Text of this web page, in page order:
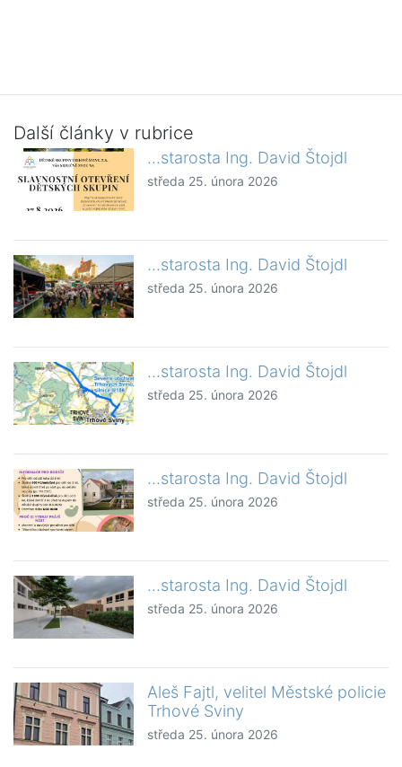
Další články v rubrice
...starosta Ing. David Štojdl
středa 25. února 2026
...starosta Ing. David Štojdl
středa 25. února 2026
...starosta Ing. David Štojdl
středa 25. února 2026
...starosta Ing. David Štojdl
středa 25. února 2026
...starosta Ing. David Štojdl
středa 25. února 2026
Aleš Fajtl, velitel Městské policie
Trhové Sviny
středa 25. února 2026